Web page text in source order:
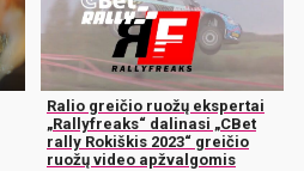
Ralio greičio ruožų ekspertai
„Rallyfreaks“ dalinasi „CBet
rally Rokiškis 2023“ greičio
ruožų video apžvalgomis